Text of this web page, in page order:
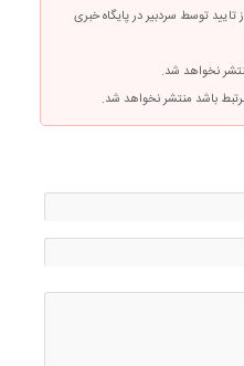
توسط سردبیر در پایگاه خبری
نخواهد شد.
باشد منتشر نخواهد شد.